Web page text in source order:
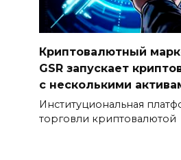
Криптовалютный
GSR запускает
с несколькими
Институциональная
торговли криптовалютой